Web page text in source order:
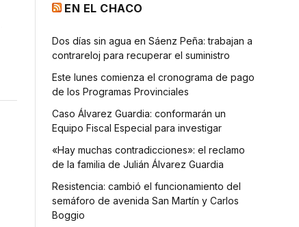
EN EL CHACO
Dos días sin agua en Sáenz Peña: trabajan a
contrareloj para recuperar el suministro
Este lunes comienza el cronograma de pago
de los Programas Provinciales
Caso Álvarez Guardia: conformarán un
Equipo Fiscal Especial para investigar
«Hay muchas contradicciones»: el reclamo
de la familia de Julián Álvarez Guardia
Resistencia: cambió el funcionamiento del
semáforo de avenida San Martín y Carlos
Boggio